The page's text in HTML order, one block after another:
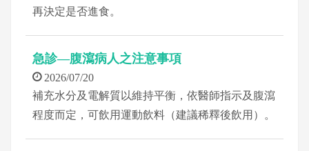
再決定是否進食。
急診—腹瀉病人之注意事項
2026/07/20
補充水分及電解質以維持平衡，依醫師指示及腹瀉
程度而定，可飲用運動飲料（建議稀釋後飲用）。